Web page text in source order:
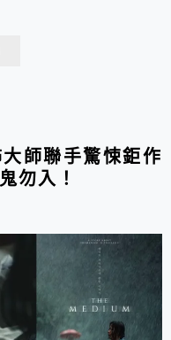
師聯手驚悚鉅作
勿入！